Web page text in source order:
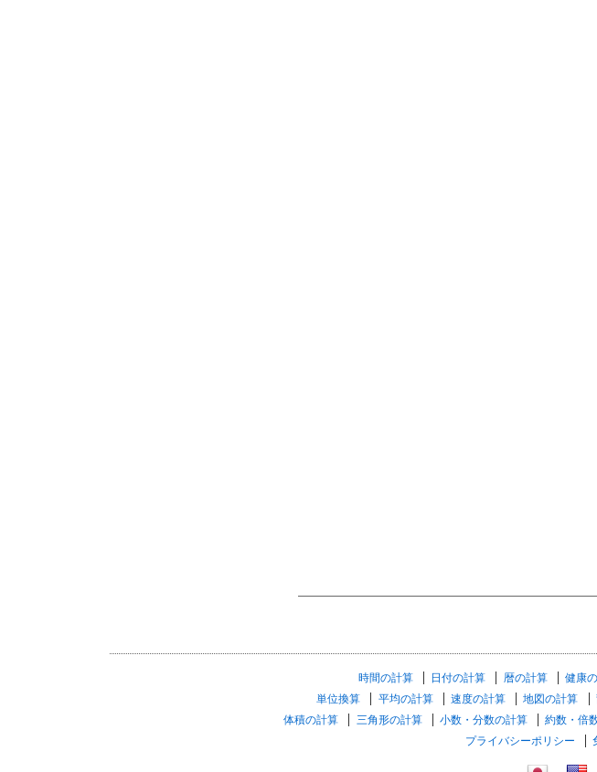
時間の計算 日付の計算 暦の計算 健康
単位換算
平均の計算 速度の計算 地図の計算
体積の計算
三角形の計算 小数・分数の計算 約数・倍
プライバシーポリシー